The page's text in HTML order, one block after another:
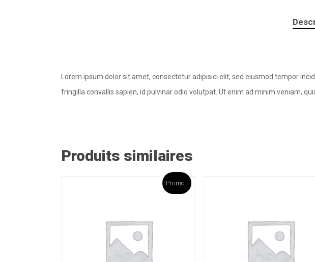
Lorem ipsum dolor sit amet, consectetur adipisici elit, sed eiusmod tempor
fringilla convallis sapien, id pulvinar odio volutpat. Ut enim ad minim veniam,
Produits similaires
Promo !